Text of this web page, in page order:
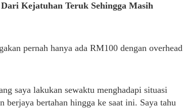
Kejatuhan Teruk Sehingga Masih
pernah hanya ada RM100 dengan overhead
saya lakukan sewaktu menghadapi situasi
berjaya bertahan hingga ke saat ini. Saya tahu